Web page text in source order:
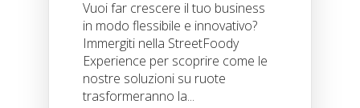
Vuoi far crescere il tuo business
in modo flessibile e innovativo?
Immergiti nella StreetFoody
Experience per scoprire come le
nostre soluzioni su ruote
trasformeranno la...